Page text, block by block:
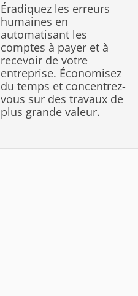
Éradiquez les erreurs
humaines en
automatisant les
comptes à payer et à
recevoir de votre
entreprise. Économisez
du temps et concentrez-
vous sur des travaux de
plus grande valeur.